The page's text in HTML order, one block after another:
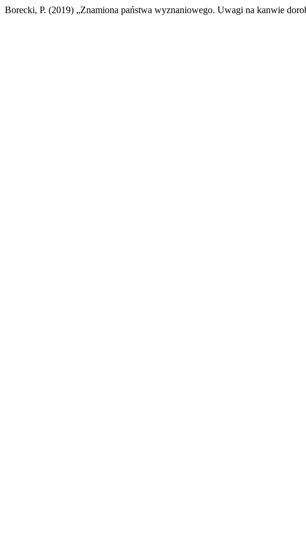
Borecki, P. (2019) „Znamiona państwa wyznaniowego. Uwagi na kanwie